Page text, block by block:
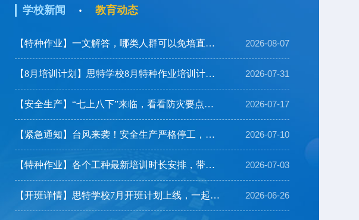
学校新闻 · 教育动态
【特种作业】一文解答，哪类人群可以免培直考？ 2026-08-07
【8月培训计划】思特学校8月特种作业培训计划及注意事... 2026-07-31
【安全生产】“七上八下”来临，看看防灾要点有哪些？ 2026-07-17
【紧急通知】台风来袭！安全生产严格停工，开班延期 2026-07-10
【特种作业】各个工种最新培训时长安排，带你一览！ 2026-07-03
【开班详情】思特学校7月开班计划上线，一起来看看→ 2026-06-26